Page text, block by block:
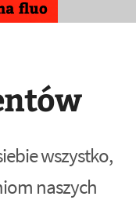
wszystko,
naszych